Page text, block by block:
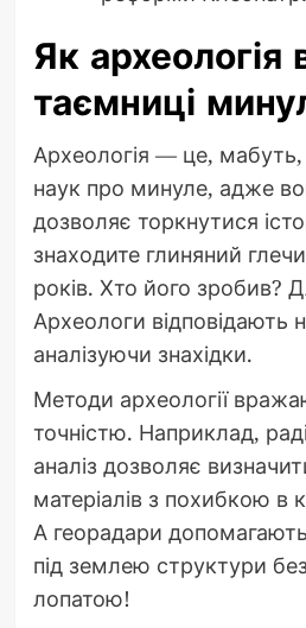
Як археологія
таємниці
Археологія — це, мабуть,
наук про минуле, адже
дозволяє торкнутися
знаходите глиняний
років. Хто його зробив?
Археологи відповідають
аналізуючи знахідки.
Методи археології
точністю. Наприклад,
аналіз дозволяє
матеріалів з похибкою в
А георадари
під землею структури
лопатою!